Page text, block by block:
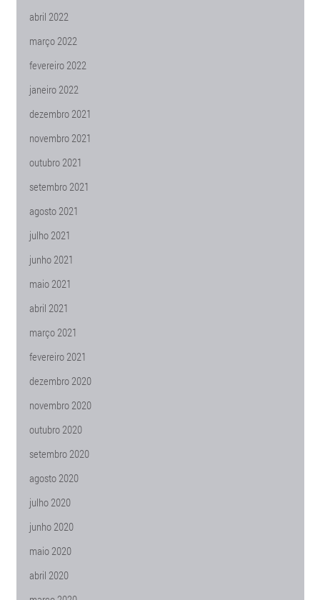
abril 2022
março 2022
fevereiro 2022
janeiro 2022
dezembro 2021
novembro 2021
outubro 2021
setembro 2021
agosto 2021
julho 2021
junho 2021
maio 2021
abril 2021
março 2021
fevereiro 2021
dezembro 2020
novembro 2020
outubro 2020
setembro 2020
agosto 2020
julho 2020
junho 2020
maio 2020
abril 2020